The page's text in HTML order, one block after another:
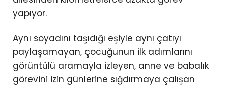
yapıyor.
Aynı soyadını taşıdığı eşiyle aynı çatıyı
paylaşamayan, çocuğunun ilk adımlarını
görüntülü aramayla izleyen, anne ve babalık
görevini izin günlerine sığdırmaya çalışan